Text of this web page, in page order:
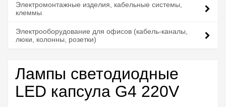
Электромонтажные изделия, кабельные системы,
клеммы
Электрооборудование для офисов (кабель-каналы,
люки, колонны, розетки)
Лампы светодиодные
LED капсула G4 220V